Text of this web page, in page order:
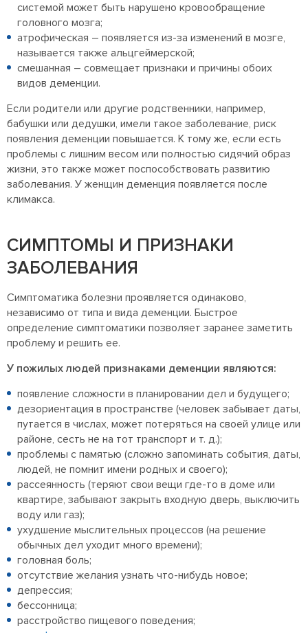
системой может быть нарушено кровообращение
головного мозга;
атрофическая – появляется из-за изменений в мозге,
называется также альцгеймерской;
смешанная – совмещает признаки и причины обоих
видов деменции.
Если родители или другие родственники, например,
бабушки или дедушки, имели такое заболевание, риск
появления деменции повышается. К тому же, если есть
проблемы с лишним весом или полностью сидячий образ
жизни, это также может поспособствовать развитию
заболевания. У женщин деменция появляется после
климакса.
СИМПТОМЫ И ПРИЗНАКИ
ЗАБОЛЕВАНИЯ
Симптоматика болезни проявляется одинаково,
независимо от типа и вида деменции. Быстрое
определение симптоматики позволяет заранее заметить
проблему и решить ее.
У пожилых людей признаками деменции являются:
появление сложности в планировании дел и будущего;
дезориентация в пространстве (человек забывает даты,
путается в числах, может потеряться на своей улице или
районе, сесть не на тот транспорт и т. д.);
проблемы с памятью (сложно запоминать события, даты,
людей, не помнит имени родных и своего);
рассеянность (теряют свои вещи где-то в доме или
квартире, забывают закрыть входную дверь, выключить
воду или газ);
ухудшение мыслительных процессов (на решение
обычных дел уходит много времени);
головная боль;
отсутствие желания узнать что-нибудь новое;
депрессия;
бессонница;
расстройство пищевого поведения;